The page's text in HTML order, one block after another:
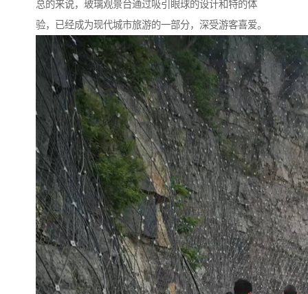
总的来说，玻璃观景台通过吸引眼球的设计和特的体
验，已经成为现代城市旅游的一部分，深受游客喜爱。